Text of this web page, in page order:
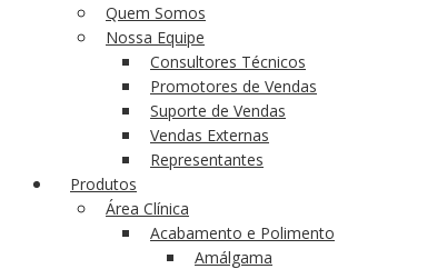
Quem Somos
Nossa Equipe
Consultores Técnicos
Promotores de Vendas
Suporte de Vendas
Vendas Externas
Representantes
Produtos
Área Clínica
Acabamento e Polimento
Amálgama